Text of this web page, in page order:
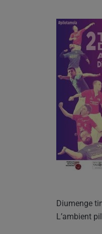
Diumenge
L’ambient